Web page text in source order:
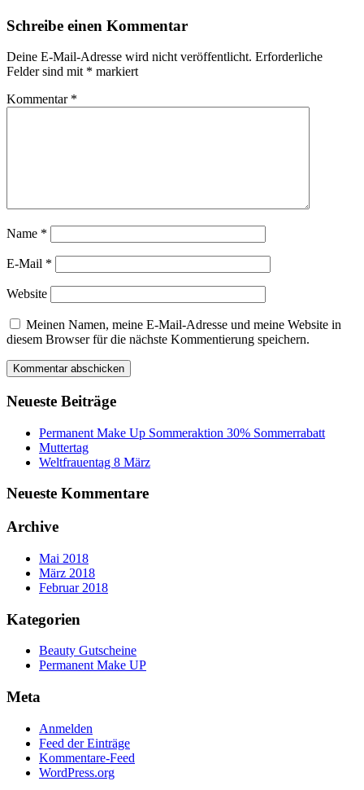
Schreibe einen Kommentar
Deine E-Mail-Adresse wird nicht veröffentlicht. Erforderliche
Felder sind mit * markiert
Kommentar *
Name *
E-Mail *
Website
Meinen Namen, meine E-Mail-Adresse und meine Website in
diesem Browser für die nächste Kommentierung speichern.
Neueste Beiträge
Permanent Make Up Sommeraktion 30% Sommerrabatt
Muttertag
Weltfrauentag 8 März
Neueste Kommentare
Archive
Mai 2018
März 2018
Februar 2018
Kategorien
Beauty Gutscheine
Permanent Make UP
Meta
Anmelden
Feed der Einträge
Kommentare-Feed
WordPress.org